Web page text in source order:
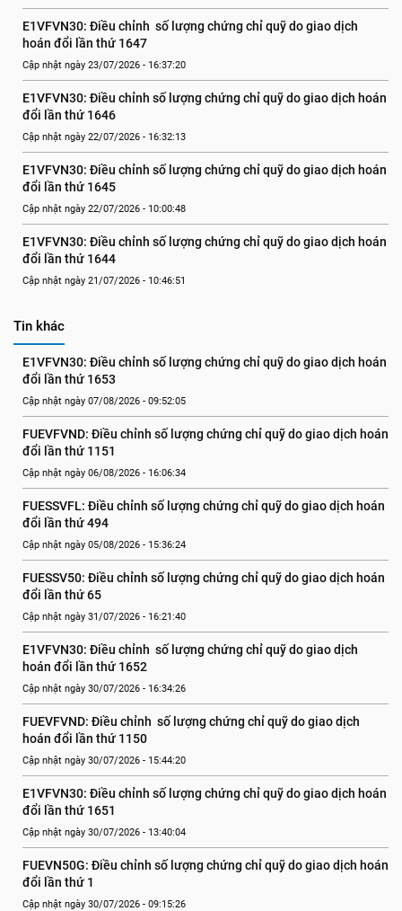
E1VFVN30: Điều chỉnh  số lượng chứng chỉ quỹ do giao dịch
hoán đổi lần thứ 1647
Cập nhật ngày 23/07/2026 - 16:37:20
E1VFVN30: Điều chỉnh số lượng chứng chỉ quỹ do giao dịch hoán
đổi lần thứ 1646
Cập nhật ngày 22/07/2026 - 16:32:13
E1VFVN30: Điều chỉnh số lượng chứng chỉ quỹ do giao dịch hoán
đổi lần thứ 1645
Cập nhật ngày 22/07/2026 - 10:00:48
E1VFVN30: Điều chỉnh số lượng chứng chỉ quỹ do giao dịch hoán
đổi lần thứ 1644
Cập nhật ngày 21/07/2026 - 10:46:51
Tin khác
E1VFVN30: Điều chỉnh số lượng chứng chỉ quỹ do giao dịch hoán
đổi lần thứ 1653
Cập nhật ngày 07/08/2026 - 09:52:05
FUEVFVND: Điều chỉnh số lượng chứng chỉ quỹ do giao dịch hoán
đổi lần thứ 1151
Cập nhật ngày 06/08/2026 - 16:06:34
FUESSVFL: Điều chỉnh số lượng chứng chỉ quỹ do giao dịch hoán
đổi lần thứ 494
Cập nhật ngày 05/08/2026 - 15:36:24
FUESSV50: Điều chỉnh số lượng chứng chỉ quỹ do giao dịch hoán
đổi lần thứ 65
Cập nhật ngày 31/07/2026 - 16:21:40
E1VFVN30: Điều chỉnh  số lượng chứng chỉ quỹ do giao dịch
hoán đổi lần thứ 1652
Cập nhật ngày 30/07/2026 - 16:34:26
FUEVFVND: Điều chỉnh  số lượng chứng chỉ quỹ do giao dịch
hoán đổi lần thứ 1150
Cập nhật ngày 30/07/2026 - 15:44:20
E1VFVN30: Điều chỉnh số lượng chứng chỉ quỹ do giao dịch hoán
đổi lần thứ 1651
Cập nhật ngày 30/07/2026 - 13:40:04
FUEVN50G: Điều chỉnh số lượng chứng chỉ quỹ do giao dịch hoán
đổi lần thứ 1
Cập nhật ngày 30/07/2026 - 09:15:26